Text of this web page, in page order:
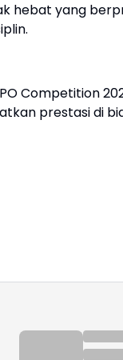
hebat yang
Competition
prestasi di